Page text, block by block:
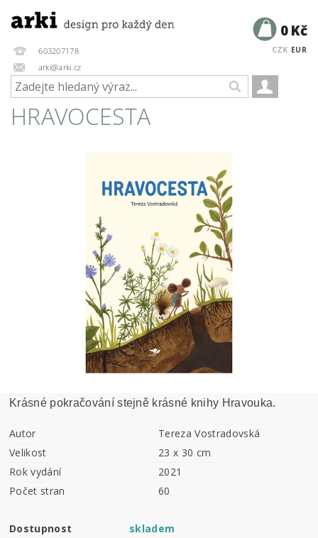
603207178
arki@arki.cz
CZK EUR
0 Kč
HRAVOCESTA
Krásné pokračování stejně krásné knihy Hravouka.
Autor
Tereza Vostradovská
Velikost
23 x 30 cm
Rok vydání
2021
Počet stran
60
Dostupnost skladem